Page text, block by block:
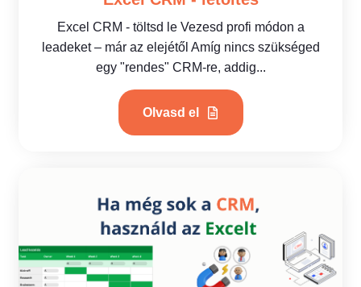
Excel CRM - töltsd le Vezesd profi módon a
leadeket – már az elejétől Amíg nincs szükséged
egy "rendes" CRM-re, addig...
Olvasd el